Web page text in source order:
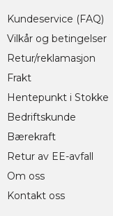
Kundeservice (FAQ)
Vilkår og betingelser
Retur/reklamasjon
Frakt
Hentepunkt i Stokke
Bedriftskunde
Bærekraft
Retur av EE-avfall
Om oss
Kontakt oss